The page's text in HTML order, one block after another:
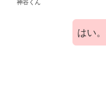
神谷くん
はい